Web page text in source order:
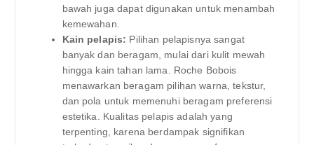
bawah juga dapat digunakan untuk menambah
kemewahan.
Kain pelapis: Pilihan pelapisnya sangat
banyak dan beragam, mulai dari kulit mewah
hingga kain tahan lama. Roche Bobois
menawarkan beragam pilihan warna, tekstur,
dan pola untuk memenuhi beragam preferensi
estetika. Kualitas pelapis adalah yang
terpenting, karena berdampak signifikan